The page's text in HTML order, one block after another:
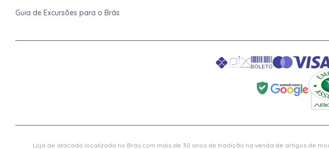
Guia de Excursões para o Brás
Loja de atacado localizada no Brás com mais de 30 anos de tradição na venda de artigos de